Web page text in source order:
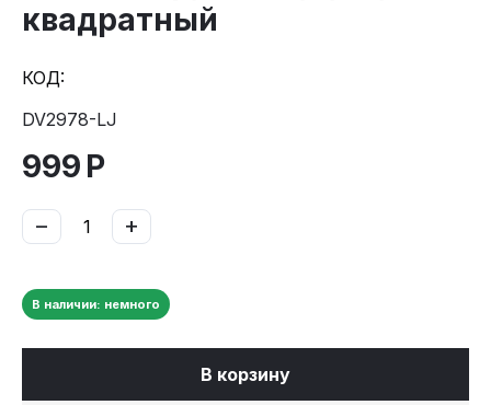
квадратный
КОД:
DV2978-LJ
999 Р
+
−
В наличии: немного
В корзину